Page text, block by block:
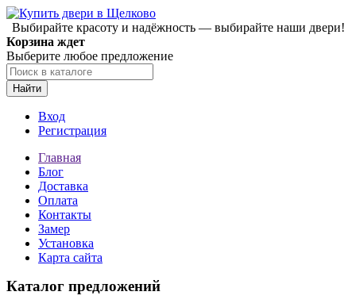
Выбирайте красоту и надёжность — выбирайте наши двери!
Корзина ждет
Выберите любое предложение
Найти
Вход
Регистрация
Главная
Блог
Доставка
Оплата
Контакты
Замер
Установка
Карта сайта
Каталог предложений